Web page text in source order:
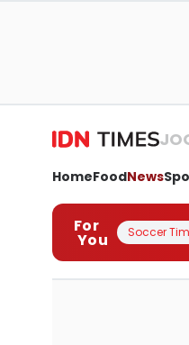
HomeFoodNews
For
You Soccer